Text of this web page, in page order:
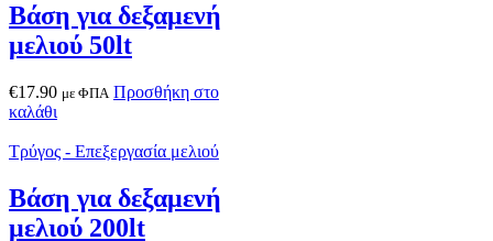
Βάση για δεξαμενή
μελιού 50lt
€17.90 με ΦΠΑ Προσθήκη στο
καλάθι
Τρύγος - Επεξεργασία μελιού
Βάση για δεξαμενή
μελιού 200lt